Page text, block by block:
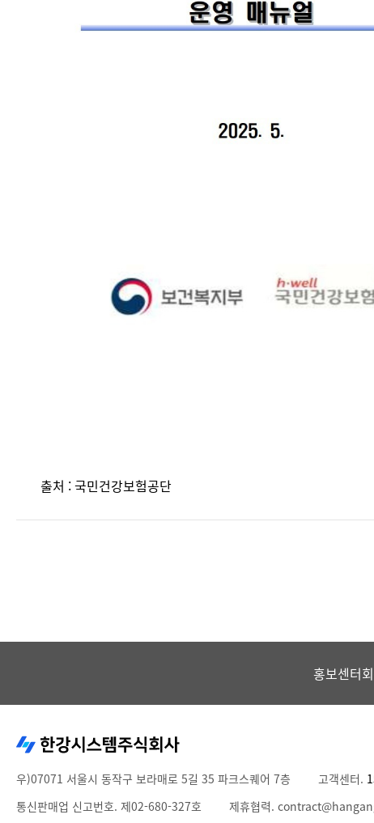
출처 : 국민건강보험공단
홍보센터
우)07071 서울시 동작구 보라매로 5길 35 파크스퀘어 7층 고객센터.
통신판매업 신고번호. 제02-680-327호
제휴협력.